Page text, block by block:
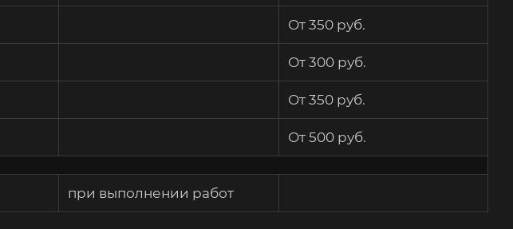
От 350 руб.
От 300 руб.
От 350 руб.
От 500 руб.
при выполнении работ